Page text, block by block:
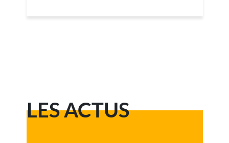
LES ACTUS